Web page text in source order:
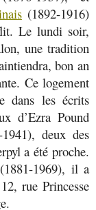
(1892-1916)
Le lundi soir,
une tradition
bon an
Ce logement
dans les écrits
d’Ezra Pound
deux des
a été proche.
(1881-1969), il a
rue Princesse